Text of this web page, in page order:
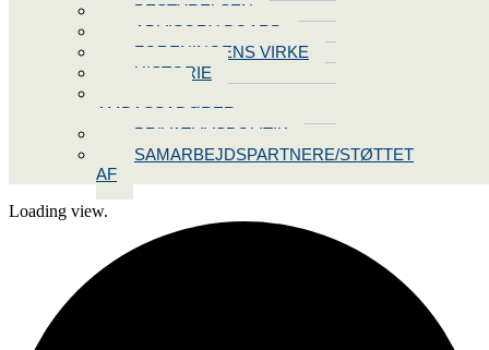
BESTYRELSEN
ADVISORY BOARD
FORENINGENS VIRKE
HISTORIE
AMBASSADØRER
PRIVATLIVSPOLITIK
SAMARBEJDSPARTNERE/STØTTET
AF
Loading view.